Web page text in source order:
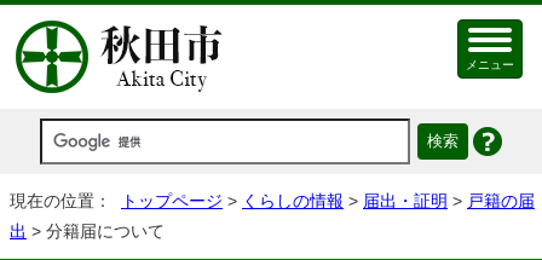
メニュー
現在の位置： トップページ > くらしの情報 > 届出・証明 > 戸籍の届
出 > 分籍届について